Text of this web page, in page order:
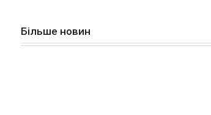
Більше новин